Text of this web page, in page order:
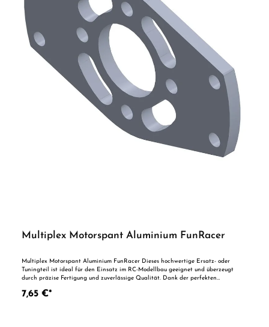
Multiplex Motorspant Aluminium FunRacer
Multiplex Motorspant Aluminium FunRacer Dieses hochwertige Ersatz- oder
Tuningteil ist ideal für den Einsatz im RC-Modellbau geeignet und überzeugt
durch präzise Fertigung und zuverlässige Qualität. Dank der perfekten
geeignet. Vorteile auf einen Blick: Passgenaue Verarbeitung Geeignet für
7,65 €*